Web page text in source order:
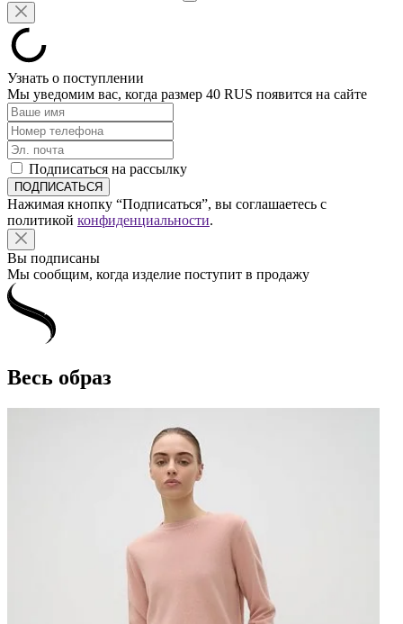
Узнать о поступлении
Мы уведомим вас, когда размер 40 RUS появится на сайте
Подписаться на рассылку
Нажимая кнопку “Подписаться”, вы соглашаетесь с
политикой конфиденциальности.
Вы подписаны
Мы сообщим, когда изделие поступит в продажу
Весь образ